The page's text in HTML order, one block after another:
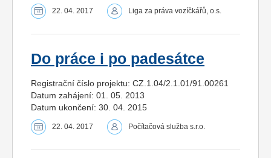
22. 04. 2017 Liga za práva vozíčkářů, o.s.
Do práce i po padesátce
Registrační číslo projektu: CZ.1.04/2.1.01/91.00261
Datum zahájení: 01. 05. 2013
Datum ukončení: 30. 04. 2015
22. 04. 2017 Počítačová služba s.r.o.